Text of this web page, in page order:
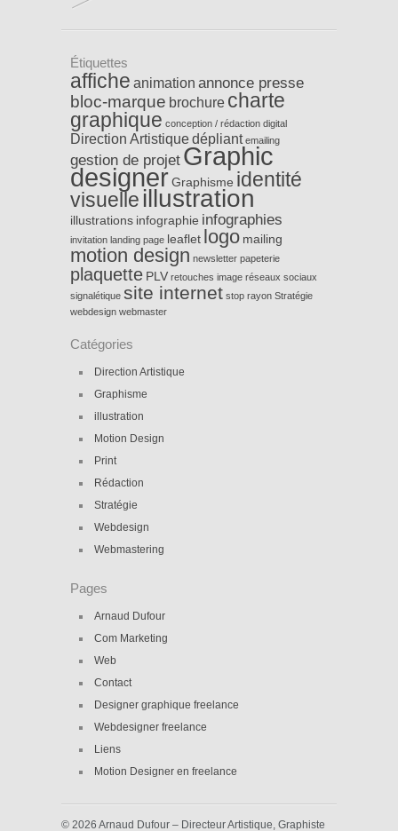
Étiquettes
affiche animation annonce presse
bloc-marque brochure charte
graphique conception / rédaction digital
Direction Artistiquedépliant emailing
gestion de projet Graphic
designer Graphisme identité
visuelle illustration
illustrations infographie infographies
invitation landing page leaflet logo mailing
motion design newsletter papeterie
plaquette PLV retouches image réseaux sociaux
signalétique site internet stop rayon Stratégie
webdesign webmaster
Catégories
Direction Artistique
Graphisme
illustration
Motion Design
Print
Rédaction
Stratégie
Webdesign
Webmastering
Pages
Arnaud Dufour
Com Marketing
Web
Contact
Designer graphique freelance
Webdesigner freelance
Liens
Motion Designer en freelance
© 2026 Arnaud Dufour – Directeur Artistique, Graphiste